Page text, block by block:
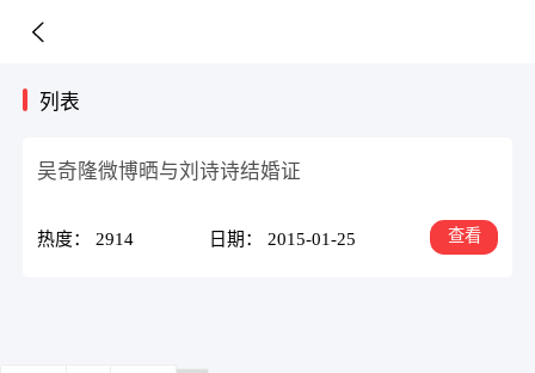
列表
吴奇隆微博晒与刘诗诗结婚证
热度： 2914 日期： 2015-01-25 查看